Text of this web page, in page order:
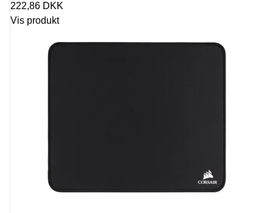
222,86 DKK
Vis produkt